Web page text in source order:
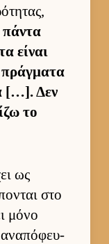
εί­ναι
[…]. Δεν
το
ως
στο
μόνο
αναπόφευ­